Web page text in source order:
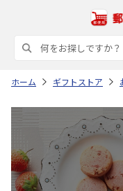
ホーム ギフトストア